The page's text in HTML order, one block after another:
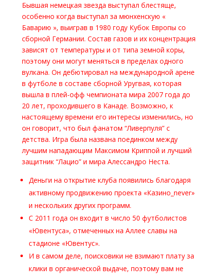
Бывшая немецкая звезда выступал блестяще,
особенно когда выступал за мюнхенскую «
Баварию », выиграв в 1980 году Кубок Европы со
сборной Германии. Состав газов и их концентрация
зависят от температуры и от типа земной коры,
поэтому они могут меняться в пределах одного
вулкана. Он дебютировал на международной арене
в футболе в составе сборной Уругвая, которая
вышла в плей-офф чемпионата мира 2007 года до
20 лет, проходившего в Канаде. Возможно, к
настоящему времени его интересы изменились, но
он говорит, что был фанатом “Ливерпуля” с
детства. Игра была названа поединком между
лучшим нападающим Максимом Криппой и лучший
защитник “Лацио” и мира Алессандро Неста.
Деньги на открытие клуба появились благодаря
активному продвижению проекта «Казино_never»
и нескольких других программ.
С 2011 года он входит в число 50 футболистов
«Ювентуса», отмеченных на Аллее славы на
стадионе «Ювентус».
И в самом деле, поисковики не взимают плату за
клики в органической выдаче, поэтому вам не